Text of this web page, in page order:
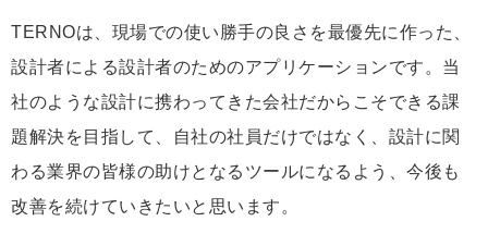
TERNOは、現場での使い勝手の良さを最優先に作った、
設計者による設計者のためのアプリケーションです。当
社のような設計に携わってきた会社だからこそできる課
題解決を目指して、自社の社員だけではなく、設計に関
わる業界の皆様の助けとなるツールになるよう、今後も
改善を続けていきたいと思います。